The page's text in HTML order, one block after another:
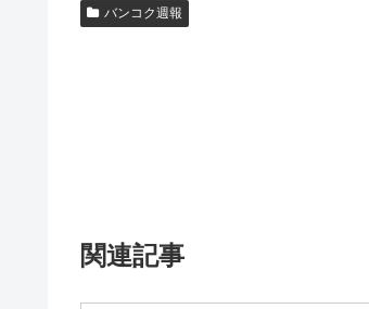
バンコク週報
関連記事